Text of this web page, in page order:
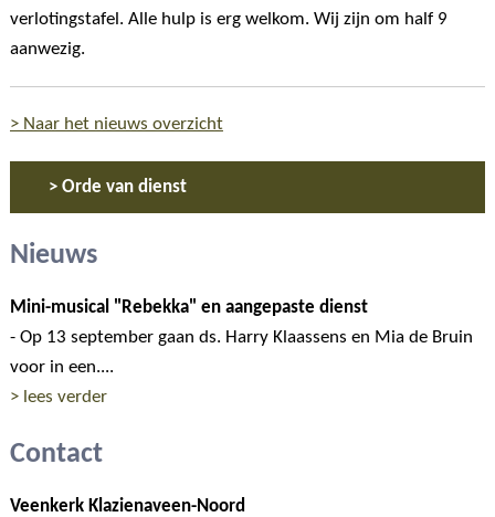
verlotingstafel. Alle hulp is erg welkom. Wij zijn om half 9
aanwezig.
> Naar het nieuws overzicht
> Orde van dienst
Nieuws
Mini-musical "Rebekka" en aangepaste dienst
- Op 13 september gaan ds. Harry Klaassens en Mia de Bruin
voor in een....
> lees verder
Contact
Veenkerk Klazienaveen-Noord